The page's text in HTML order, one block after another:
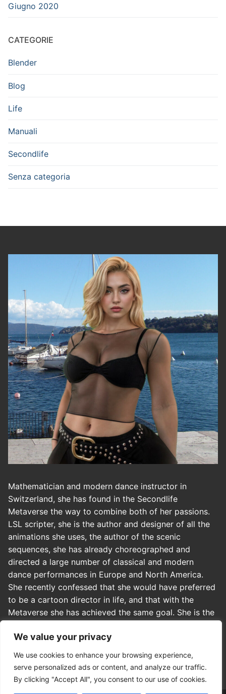
We value your privacy
We use cookies to enhance your browsing experience,
serve personalized ads or content, and analyze our traffic.
By clicking "Accept All", you consent to our use of cookies.
Giugno 2020
CATEGORIE
Blender
Blog
Life
Manuali
Secondlife
Senza categoria
Mathematician and modern dance instructor in
Switzerland, she has found in the Secondlife
Metaverse the way to combine both of her passions.
LSL scripter, she is the author and designer of all the
animations she uses, the author of the scenic
sequences, she has already choreographed and
directed a large number of classical and modern
dance performances in Europe and North America.
She recently confessed that she would have preferred
to be a cartoon director in life, and that with the
Metaverse she has achieved the same goal. She is the
charge of directing, art direction and casting. In
addition, she actively collaborates with some US
virtual theaters.